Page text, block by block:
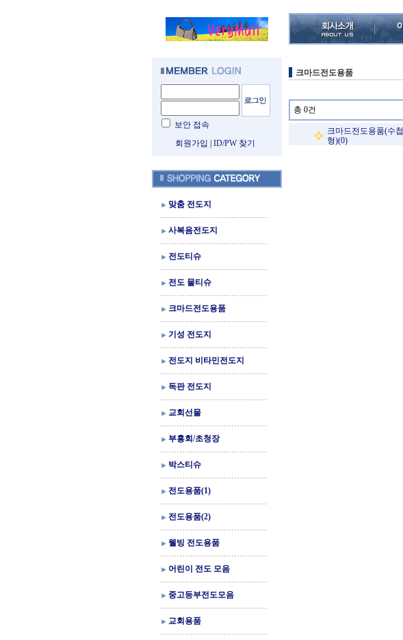
보안 접속
회원가입
ID/PW 찾기
맞춤 전도지
사복음전도지
전도티슈
전도 물티슈
크마드전도용품
기성 전도지
전도지 비타민전도지
독판 전도지
교회선물
부흥회/초청장
박스티슈
전도용품(1)
전도용품(2)
웰빙 전도용품
어린이 전도 모음
중고등부전도모음
교회용품
크마드전도용품
총 0건
크마드전도용품(수첩
형)(0)